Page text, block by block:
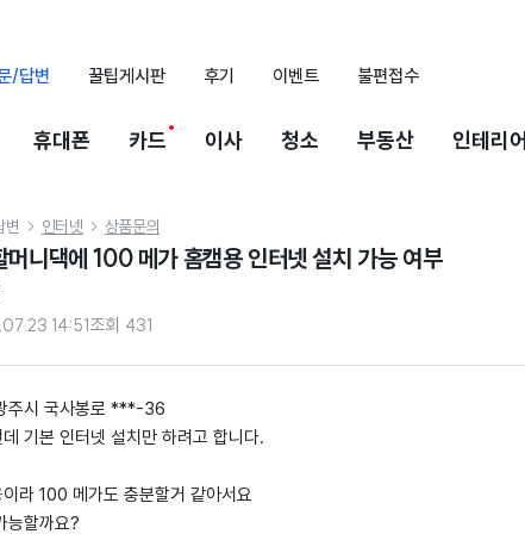
/답변 꿀팁게시판 후기 이벤트 불편접수
휴대폰 카드 이사 청소 부동산 인테리어
변  인터넷  상품문의
머니댁에 100 메가 홈캠용 인터넷 설치 가능 여부
14:51조회 431
주시 국사봉로 ***-36
기본 인터넷 설치만 하려고 합니다.
라 100 메가도 충분할거 같아서요
능할까요?